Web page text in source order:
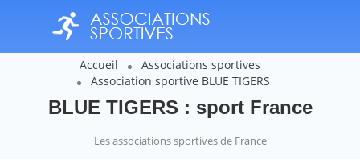
Accueil
Associations sportives
Association sportive BLUE TIGERS
BLUE TIGERS : sport France
Les associations sportives de France